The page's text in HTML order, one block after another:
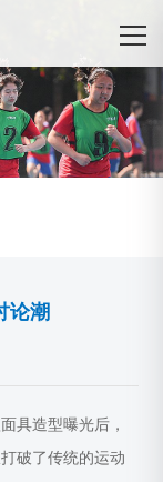
论潮
具造型曝光后，
破了传统的运动